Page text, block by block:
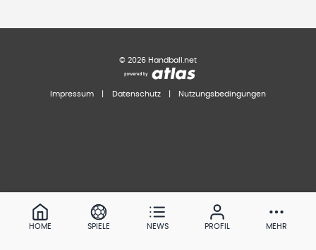
© 2026 Handball.net
Impressum Datenschutz Nutzungsbedingungen
HOME SPIELE NEWS PROFIL MEHR